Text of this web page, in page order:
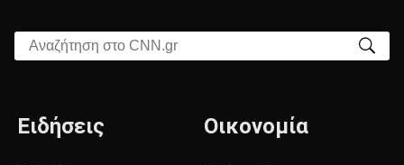
Αναζήτηση στο CNN.gr
Ειδήσεις Οικονομία